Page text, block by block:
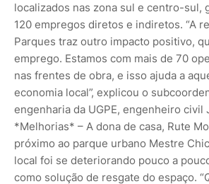
localizados nas zona sul e centro-sul,
120 empregos diretos e indiretos. “A
Parques traz outro impacto positivo,
emprego. Estamos com mais de 70
nas frentes de obra, e isso ajuda a
economia local”, explicou o
engenharia da UGPE, engenheiro civil
*Melhorias* – A dona de casa, Rute
próximo ao parque urbano Mestre
local foi se deteriorando pouco a
como solução de resgate do espaço.